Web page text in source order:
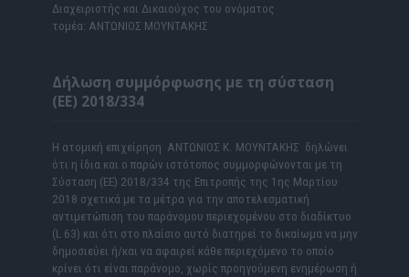
Διαχειριστής και Δικαιούχος του ονόματος
τομέα: ΑΝΤΩΝΙΟΣ ΜΟΥΝΤΑΚΗΣ
Δήλωση συμμόρφωσης με τη σύσταση
(ΕΕ) 2018/334
Η ατομική επιχείρηση ΑΝΤΩΝΙΟΣ Κ. ΜΟΥΝΤΑΚΗΣ δηλώνει
ότι η ίδια και ο παρών ιστότοπος συμμορφώνονται με τη
Σύσταση (ΕΕ) 2018/334 της Επιτροπής της 1ης Μαρτίου
2018 σχετικά με τα μέτρα για την αποτελεσματική
αντιμετώπιση του παράνομου περιεχομένου στο διαδίκτυο
(L 63) και ότι στο πλαίσιο αυτό διατηρεί το δικαίωμα να μην
δημοσιεύει ή/και να αφαιρεί κάθε περιεχόμενο το οποίο
κρίνει ότι είναι παράνομο, χωρίς προηγούμενη ενημέρωση ή